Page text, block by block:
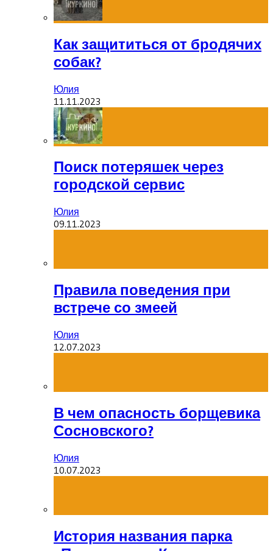
Как защититься от бродячих
собак?
Юлия
11.11.2023
Поиск потеряшек через
городской сервис
Юлия
09.11.2023
Правила поведения при
встрече со змеей
Юлия
12.07.2023
В чем опасность борщевика
Сосновского?
Юлия
10.07.2023
История названия парка